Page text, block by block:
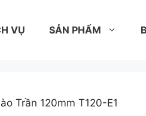
VỤ SẢN PHẨM
Trần 120mm T120-E1